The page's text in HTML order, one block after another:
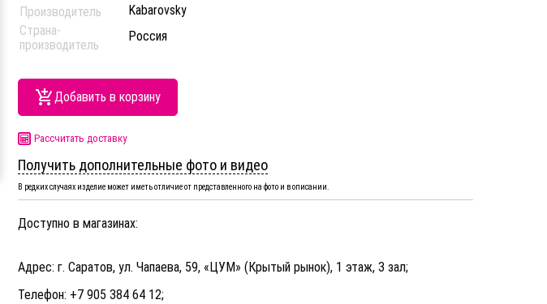
Производитель
Kabarovsky
Страна-
производитель
Россия
Добавить в корзину
Рассчитать доставку
Получить дополнительные фото и видео
В редких случаях изделие может иметь отличие от представленного на фото и в описании.
Доступно в магазинах:
Адрес: г. Саратов, ул. Чапаева, 59, «ЦУМ» (Крытый рынок), 1 этаж, 3 зал;
Телефон: +7 905 384 64 12;